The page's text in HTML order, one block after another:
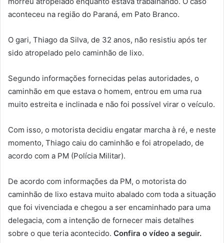
aconteceu na região do Paraná, em Pato Branco.
O gari, Thiago da Silva, de 32 anos, não resistiu após ter
sido atropelado pelo caminhão de lixo.
Segundo informações fornecidas pelas autoridades, o
caminhão em que estava o homem, entrou em uma rua
muito estreita e inclinada e não foi possível virar o veículo.
Com isso, o motorista decidiu engatar marcha à ré, e neste
momento, Thiago caiu do caminhão e foi atropelado, de
acordo com a PM (Polícia Militar).
De acordo com informações da PM, o motorista do
caminhão de lixo estava muito abalado com toda a situação
que foi vivenciada e chegou a ser encaminhado para uma
delegacia, com a intenção de fornecer mais detalhes
sobre o que teria acontecido. Confira o vídeo a seguir.